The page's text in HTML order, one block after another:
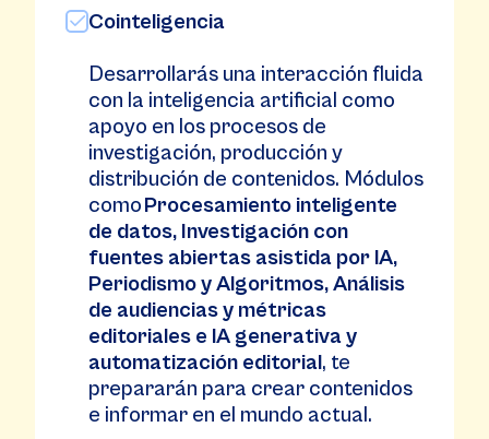
Cointeligencia
Desarrollarás una interacción fluida
con la inteligencia artificial como
apoyo en los procesos de
investigación, producción y
distribución de contenidos. Módulos
comoProcesamiento inteligente
de datos, Investigación con
fuentes abiertas asistida por IA,
Periodismo y Algoritmos, Análisis
de audiencias y métricas
editoriales e IA generativa y
automatización editorial, te
prepararán para crear contenidos
e informar en el mundo actual.